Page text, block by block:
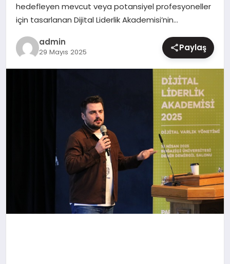
hedefleyen mevcut veya potansiyel profesyoneller
için tasarlanan Dijital Liderlik Akademisi’nin…
admin
29 Mayıs 2025 Paylaş